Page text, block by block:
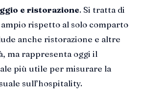
e ristorazione. Si tratta di
rispetto al solo comparto
anche ristorazione e altre
ma rappresenta oggi il
più utile per misurare la
sull’hospitality.